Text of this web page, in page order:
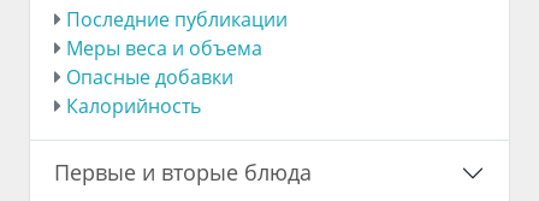
Последние публикации
Меры веса и объема
Опасные добавки
Калорийность
Первые и вторые блюда